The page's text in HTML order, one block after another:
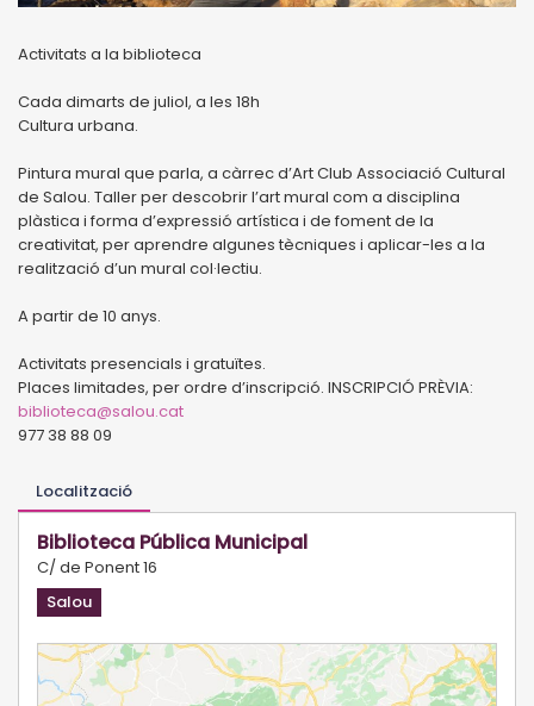
Activitats a la biblioteca
Cada dimarts de juliol, a les 18h
Cultura urbana.
Pintura mural que parla, a càrrec d’Art Club Associació Cultural
de Salou. Taller per descobrir l’art mural com a disciplina
plàstica i forma d’expressió artística i de foment de la
creativitat, per aprendre algunes tècniques i aplicar-les a la
realització d’un mural col·lectiu.
A partir de 10 anys.
Activitats presencials i gratuïtes.
Places limitades, per ordre d’inscripció. INSCRIPCIÓ PRÈVIA:
biblioteca@salou.cat
977 38 88 09
Localització
Biblioteca Pública Municipal
C/ de Ponent 16
Salou